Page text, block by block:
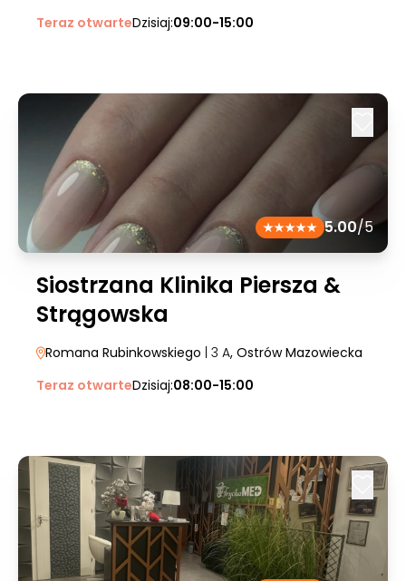
Teraz otwarteDzisiaj:09:00-15:00
5.00/5
Siostrzana Klinika Piersza &
Strągowska
Romana Rubinkowskiego | 3 A, Ostrów Mazowiecka
Teraz otwarteDzisiaj:08:00-15:00